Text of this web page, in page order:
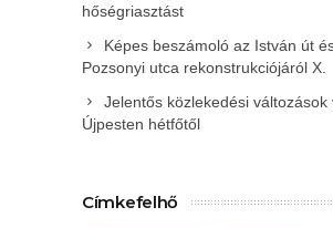
hőségriasztást
Képes beszámoló az István út
Pozsonyi utca rekonstrukciójáról X.
Jelentős közlekedési változások
Újpesten hétfőtől
Címkefelhő